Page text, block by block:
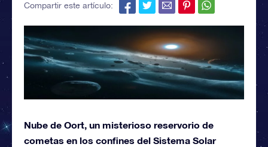
Compartir este artículo:
Nube de Oort, un misterioso reservorio de
cometas en los confines del Sistema Solar